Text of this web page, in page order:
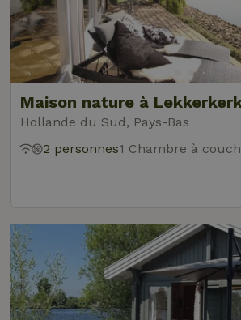
Maison nature à
Hollande du Sud, Pays-Bas
2 personnes1 Chambre à